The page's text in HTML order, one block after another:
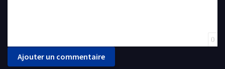
0
Ajouter un commentaire